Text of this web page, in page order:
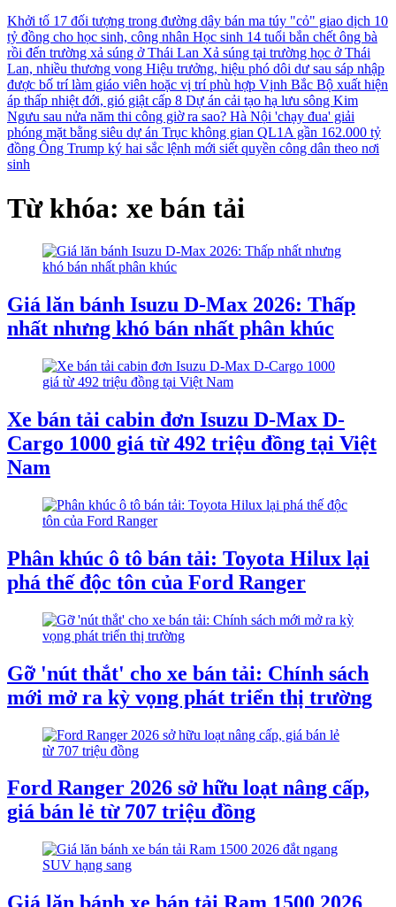
Khởi tố 17 đối tượng trong đường dây bán ma túy "cỏ" giao dịch 10
tỷ đồng cho học sinh, công nhân Học sinh 14 tuổi bắn chết ông bà
rồi đến trường xả súng ở Thái Lan Xả súng tại trường học ở Thái
Lan, nhiều thương vong Hiệu trưởng, hiệu phó dôi dư sau sáp nhập
được bố trí làm giáo viên hoặc vị trí phù hợp Vịnh Bắc Bộ xuất hiện
áp thấp nhiệt đới, gió giật cấp 8 Dự án cải tạo hạ lưu sông Kim
Ngưu sau nửa năm thi công giờ ra sao? Hà Nội 'chạy đua' giải
phóng mặt bằng siêu dự án Trục không gian QL1A gần 162.000 tỷ
đồng Ông Trump ký hai sắc lệnh mới siết quyền công dân theo nơi
sinh
Từ khóa: xe bán tải
Giá lăn bánh Isuzu D-Max 2026: Thấp
nhất nhưng khó bán nhất phân khúc
Xe bán tải cabin đơn Isuzu D-Max D-
Cargo 1000 giá từ 492 triệu đồng tại Việt
Nam
Phân khúc ô tô bán tải: Toyota Hilux lại
phá thế độc tôn của Ford Ranger
Gỡ 'nút thắt' cho xe bán tải: Chính sách
mới mở ra kỳ vọng phát triển thị trường
Ford Ranger 2026 sở hữu loạt nâng cấp,
giá bán lẻ từ 707 triệu đồng